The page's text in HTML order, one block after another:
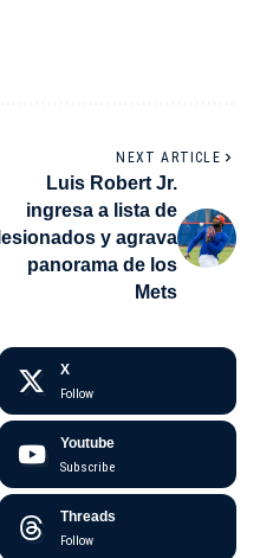
NEXT ARTICLE
Luis Robert Jr.
ingresa a lista de
lesionados y agrava
panorama de los
Mets
X
Follow
Youtube
Subscribe
Threads
Follow